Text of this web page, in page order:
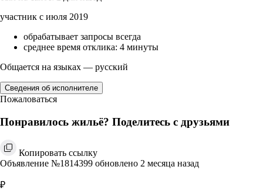
участник с июля 2019
обрабатывает запросы всегда
среднее время отклика: 4 минуты
Общается на языках — русский
Сведения об исполнителе
Пожаловаться
Понравилось жильё? Поделитесь с друзьями
Копировать ссылку
Объявление №1814399 обновлено 2 месяца назад
₽